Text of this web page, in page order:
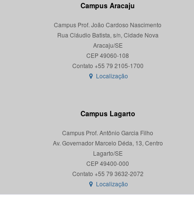
Campus Aracaju
Campus Prof. João Cardoso Nascimento
Rua Cláudio Batista, s/n, Cidade Nova
Aracaju/SE
CEP 49060-108
Localização
Campus Lagarto
Campus Prof. Antônio Garcia Filho
Av. Governador Marcelo Déda, 13, Centro
Lagarto/SE
CEP 49400-000
Localização